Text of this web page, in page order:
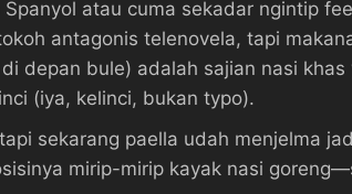
atau cuma sekadar ngintip
antagonis telenovela, tapi
depan bule) adalah sajian nasi
(iya, kelinci, bukan typo).
sekarang paella udah menjelma
mirip-mirip kayak nasi